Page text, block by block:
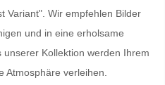
Variant". Wir empfehlen Bilder
und in eine erholsame
Kollektion werden Ihrem
Atmosphäre verleihen.